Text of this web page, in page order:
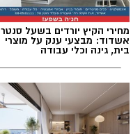
מחירי הקיץ יורדים בשעל סנטר
אשדוד: מבצעי ענק על מוצרי
בית, גינה וכלי עבודה